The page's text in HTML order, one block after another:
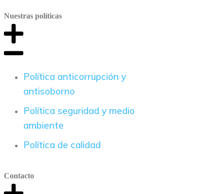
Nuestras políticas
Política anticorrupción y
antisoborno
Política seguridad y medio
ambiente
Política de calidad
Contacto